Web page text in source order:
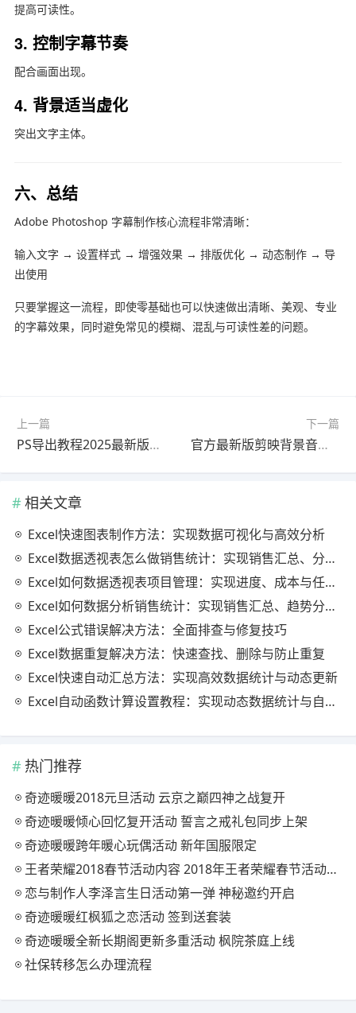
提高可读性。
3. 控制字幕节奏
配合画面出现。
4. 背景适当虚化
突出文字主体。
六、总结
Adobe Photoshop 字幕制作核心流程非常清晰：
输入文字 → 设置样式 → 增强效果 → 排版优化 → 动态制作 → 导
出使用
只要掌握这一流程，即使零基础也可以快速做出清晰、美观、专业
的字幕效果，同时避免常见的模糊、混乱与可读性差的问题。
上一篇
PS导出教程2025最新版详细步骤
下一篇
官方最新版剪映背景音乐使用教程教程｜常见问题解决
相关文章
Excel快速图表制作方法：实现数据可视化与高效分析
Excel数据透视表怎么做销售统计：实现销售汇总、分析与动态监控
Excel如何数据透视表项目管理：实现进度、成本与任务的高效分析
Excel如何数据分析销售统计：实现销售汇总、趋势分析与业绩优化
Excel公式错误解决方法：全面排查与修复技巧
Excel数据重复解决方法：快速查找、删除与防止重复
Excel快速自动汇总方法：实现高效数据统计与动态更新
Excel自动函数计算设置教程：实现动态数据统计与自动更新
热门推荐
奇迹暖暖2018元旦活动 云京之巅四神之战复开
奇迹暖暖倾心回忆复开活动 誓言之戒礼包同步上架
奇迹暖暖跨年暖心玩偶活动 新年国服限定
王者荣耀2018春节活动内容 2018年王者荣耀春节活动大全
恋与制作人李泽言生日活动第一弹 神秘邀约开启
奇迹暖暖红枫狐之恋活动 签到送套装
奇迹暖暖全新长期阁更新多重活动 枫院茶庭上线
社保转移怎么办理流程